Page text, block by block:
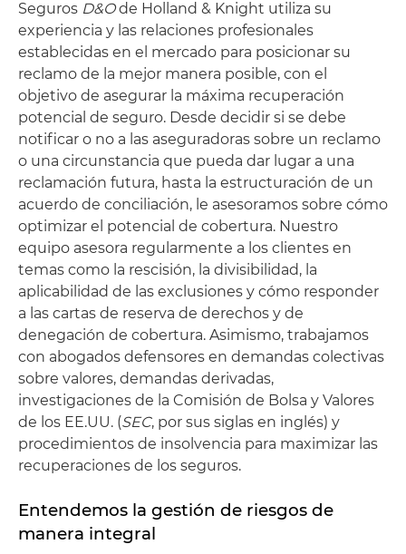
Seguros D&Ode Holland & Knight utiliza su
experiencia y las relaciones profesionales
establecidas en el mercado para posicionar su
reclamo de la mejor manera posible, con el
objetivo de asegurar la máxima recuperación
potencial de seguro. Desde decidir si se debe
notificar o no a las aseguradoras sobre un reclamo
o una circunstancia que pueda dar lugar a una
reclamación futura, hasta la estructuración de un
acuerdo de conciliación, le asesoramos sobre cómo
optimizar el potencial de cobertura. Nuestro
equipo asesora regularmente a los clientes en
temas como la rescisión, la divisibilidad, la
aplicabilidad de las exclusiones y cómo responder
a las cartas de reserva de derechos y de
denegación de cobertura. Asimismo, trabajamos
con abogados defensores en demandas colectivas
sobre valores, demandas derivadas,
investigaciones de la Comisión de Bolsa y Valores
de los EE.UU. (SEC, por sus siglas en inglés) y
procedimientos de insolvencia para maximizar las
recuperaciones de los seguros.
Entendemos la gestión de riesgos de
manera integral